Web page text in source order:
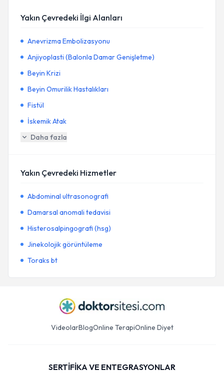
Yakın Çevredeki İlgi Alanları
Anevrizma Embolizasyonu
Anjiyoplasti (Balonla Damar Genişletme)
Beyin Krizi
Beyin Omurilik Hastalıkları
Fistül
İskemik Atak
Daha fazla
Yakın Çevredeki Hizmetler
Abdominal ultrasonografi
Damarsal anomali tedavisi
Histerosalpingografi (hsg)
Jinekolojik görüntüleme
Toraks bt
VideolarBlogOnline TerapiOnline Diyet
SERTİFİKA VE ENTEGRASYONLAR